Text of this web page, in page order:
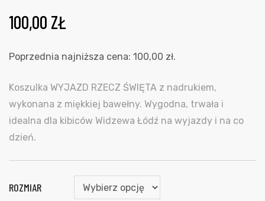
100,00 ZŁ
Poprzednia najniższa cena: 100,00 zł.
Koszulka WYJAZD RZECZ ŚWIĘTA z nadrukiem,
wykonana z miękkiej bawełny. Wygodna, trwała i
idealna dla kibiców Widzewa Łódź na wyjazdy i na co
dzień.
ROZMIAR